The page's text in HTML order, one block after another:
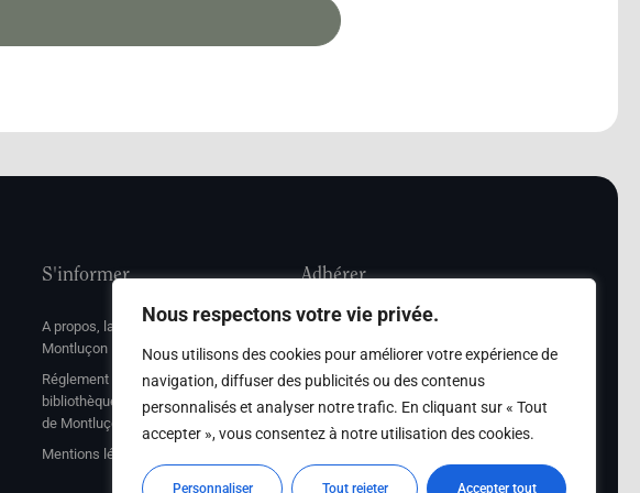
Nous respectons votre vie privée.
Nous utilisons des cookies pour améliorer votre expérience de
navigation, diffuser des publicités ou des contenus
personnalisés et analyser notre trafic. En cliquant sur « Tout
accepter », vous consentez à notre utilisation des cookies.
Personnaliser Tout rejeter Accepter tout
S'informer
A propos, la société Les Amis de
Montluçon
Réglement de consultation de la
bibliothèque et des archives des Amis
de Montluçon
Mentions légales
Adhérer
Adhésion